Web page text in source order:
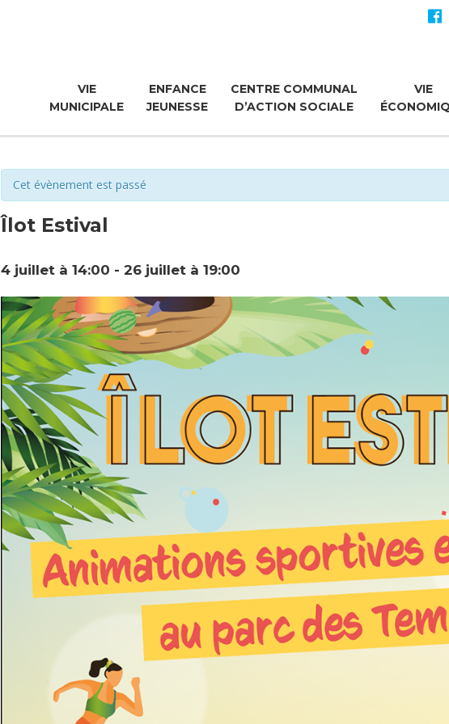
VIE
MUNICIPALE
ENFANCE
JEUNESSE
CENTRE COMMUNAL
D’ACTION SOCIALE
VIE
Cet évènement est passé
Îlot Estival
4 juillet à 14:00 - 26 juillet à 19:00